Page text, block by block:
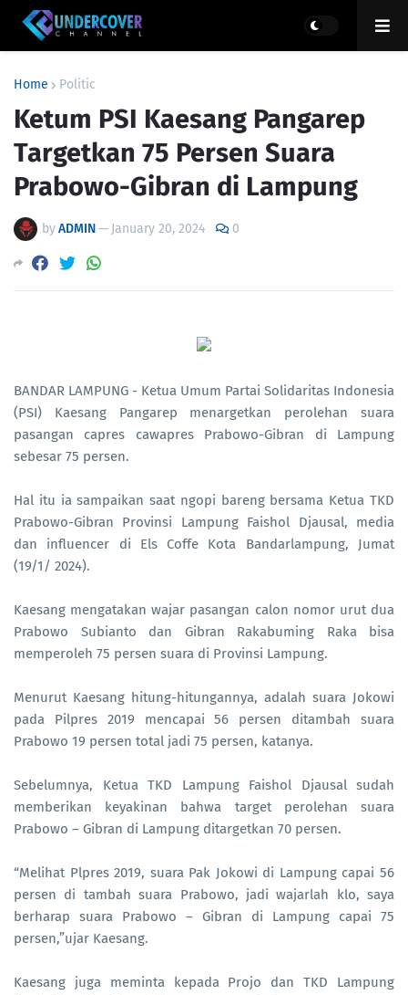
Home Politic
Ketum PSI Kaesang Pangarep
Targetkan 75 Persen Suara
Prabowo-Gibran di Lampung
byADMIN— January 20, 2024 0
BANDAR LAMPUNG - Ketua Umum Partai Solidaritas Indonesia
(PSI) Kaesang Pangarep menargetkan perolehan suara
pasangan capres cawapres Prabowo-Gibran di Lampung
sebesar 75 persen.
Hal itu ia sampaikan saat ngopi bareng bersama Ketua TKD
Prabowo-Gibran Provinsi Lampung Faishol Djausal, media
dan influencer di Els Coffe Kota Bandarlampung, Jumat
(19/1/ 2024).
Kaesang mengatakan wajar pasangan calon nomor urut dua
Prabowo Subianto dan Gibran Rakabuming Raka bisa
memperoleh 75 persen suara di Provinsi Lampung.
Menurut Kaesang hitung-hitungannya, adalah suara Jokowi
pada Pilpres 2019 mencapai 56 persen ditambah suara
Prabowo 19 persen total jadi 75 persen, katanya.
Sebelumnya, Ketua TKD Lampung Faishol Djausal sudah
memberikan keyakinan bahwa target perolehan suara
Prabowo – Gibran di Lampung ditargetkan 70 persen.
“Melihat Plpres 2019, suara Pak Jokowi di Lampung capai 56
persen di tambah suara Prabowo, jadi wajarlah klo, saya
berharap suara Prabowo – Gibran di Lampung capai 75
persen,”ujar Kaesang.
Kaesang juga meminta kepada Projo dan TKD Lampung